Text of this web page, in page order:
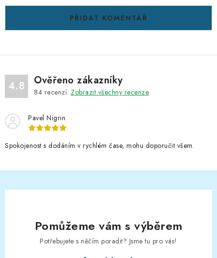
PŘIDAT KOMENTÁŘ
4.8 Ověřeno zákazníky
84 recenzí. Zobrazit všechny recenze
Pavel Nigrin
Spokojenost s dodáním v rychlém čase, mohu doporučit všem.
Pomůžeme vám s výběrem
Potřebujete s něčím poradit? Jsme tu pro vás!